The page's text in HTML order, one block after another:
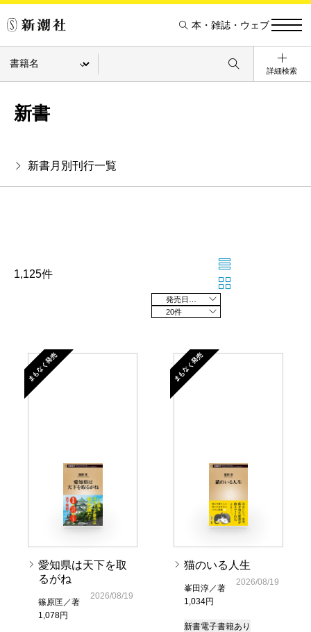
本・雑誌・ウェブ
詳細検索
新書
新書月別刊行一覧
1,125件
20件
まもなく発売
愛知県は天下を取
るがね
篠原匡／著
1,078円
2026/08/19
まもなく発売
猫のいる人生
峯田淳／著
1,034円
2026/08/19
新書電子書籍あり